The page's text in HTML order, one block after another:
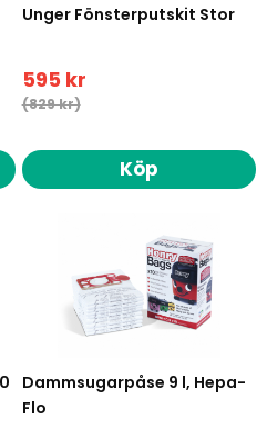
Unger Fönsterputskit Stor
595 kr
(829 kr)
Köp
Dammsugarpåse 9 l, Hepa-
Flo